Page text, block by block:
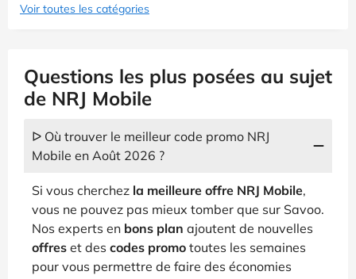
Voir toutes les catégories
Questions les plus posées au sujet
de NRJ Mobile
ᐅ Où trouver le meilleur code promo NRJ
Mobile en Août 2026 ?
Si vous cherchez la meilleure offre NRJ Mobile,
vous ne pouvez pas mieux tomber que sur Savoo.
Nos experts en bons plan ajoutent de nouvelles
offres et des codes promo toutes les semaines
pour vous permettre de faire des économies